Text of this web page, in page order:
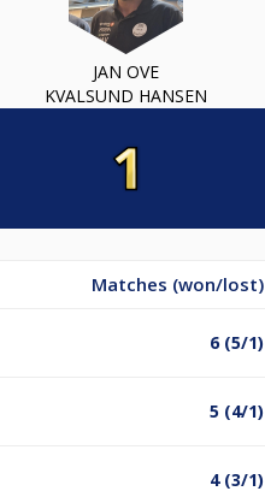
JAN OVE
KVALSUND HANSEN
Matches (won/lost)
6 (5/1)
5 (4/1)
4 (3/1)